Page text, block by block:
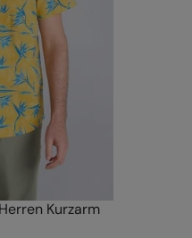
Kurzarm